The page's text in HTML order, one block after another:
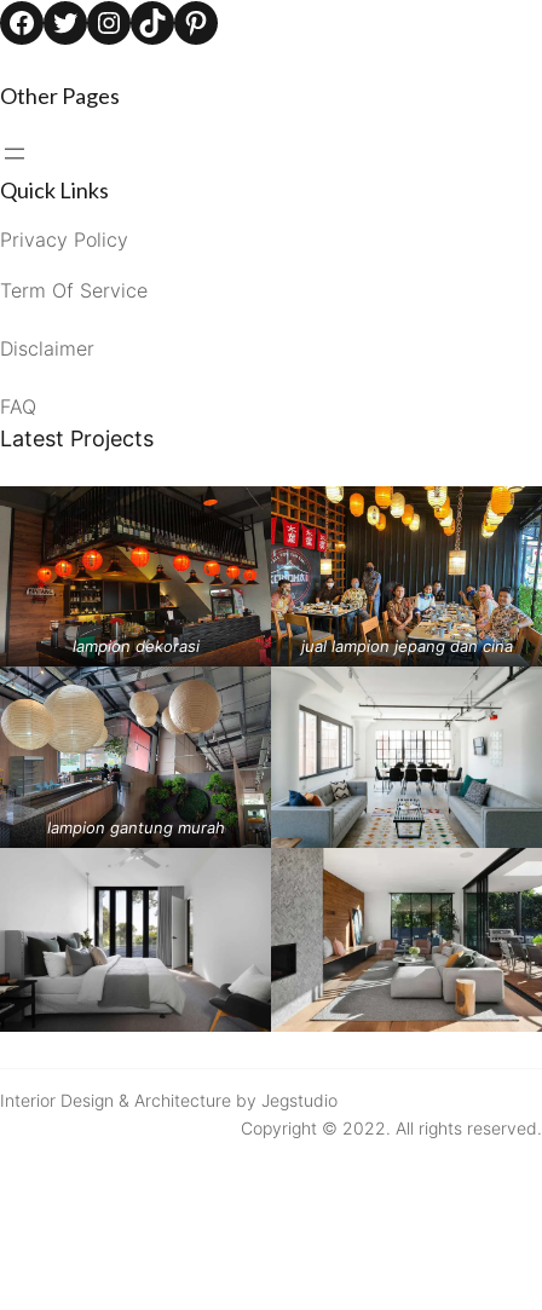
Facebook Twitter Instagram TikTok Pinterest
Other Pages
Quick Links
Privacy Policy
Term Of Service
Disclaimer
FAQ
Latest Projects
lampion dekorasi jual lampion jepang dan cina
lampion gantung murah
Interior Design & Architecture by Jegstudio
Copyright © 2022. All rights reserved.